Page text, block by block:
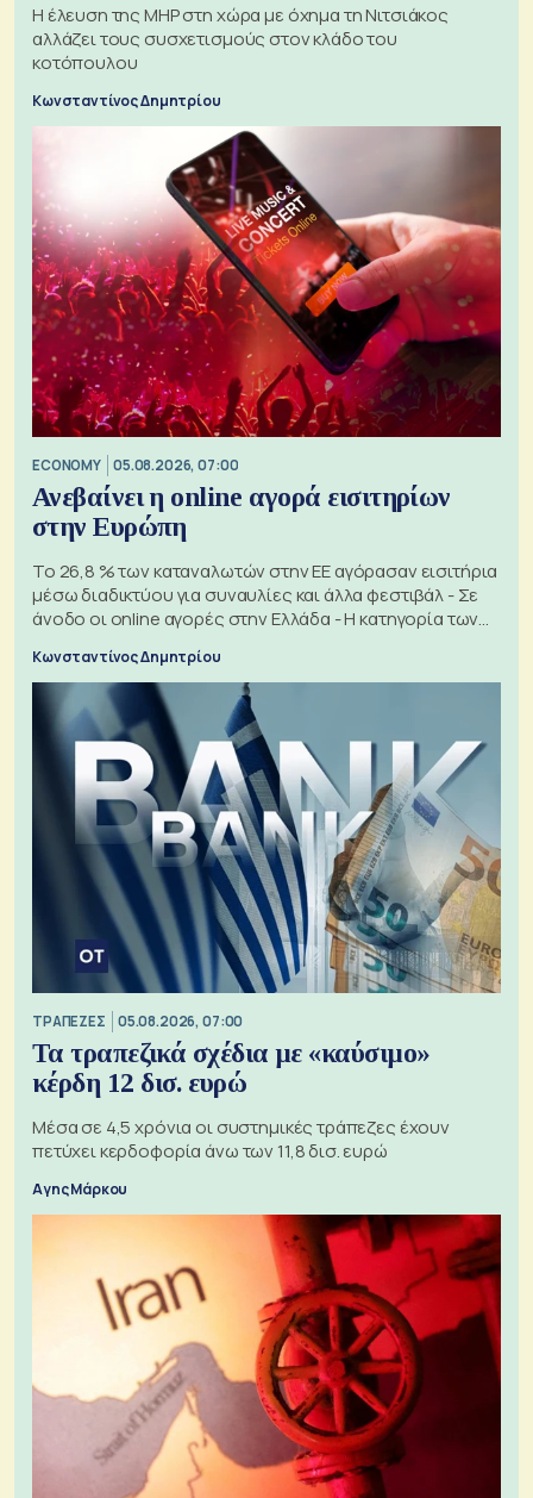
H έλευση της MHP στη χώρα με όχημα τη Νιτσιάκος
αλλάζει τους συσχετισμούς στον κλάδο του
κοτόπουλου
Κωνσταντίνος Δημητρίου
ECONOMY 05.08.2026, 07:00
Ανεβαίνει η online αγορά εισιτηρίων
στην Ευρώπη
Το 26,8 % των καταναλωτών στην ΕΕ αγόρασαν εισιτήρια
μέσω διαδικτύου για συναυλίες και άλλα φεστιβάλ - Σε
άνοδο οι online αγορές στην Ελλάδα - Η κατηγορία των
Κωνσταντίνος Δημητρίου
ΤΡΑΠΕΖΕΣ 05.08.2026, 07:00
Τα τραπεζικά σχέδια με «καύσιμο»
κέρδη 12 δισ. ευρώ
Μέσα σε 4,5 χρόνια οι συστημικές τράπεζες έχουν
πετύχει κερδοφορία άνω των 11,8 δισ. ευρώ
Αγης Μάρκου